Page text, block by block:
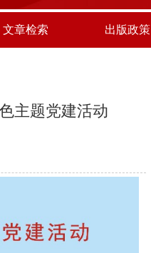
文章检索 出版政策
主题党建活动